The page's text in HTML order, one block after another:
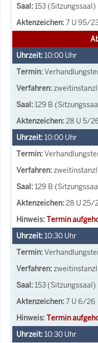
153 (Sitzungssaal)
7 U 95/
10:00 Uhr
129 B
28 U 5/
10:00 Uhr
129 B
28 U 25/
Termin
10:30 Uhr
153 (Sitzungssaal)
7 U 6/26
Termin
10:30 Uhr